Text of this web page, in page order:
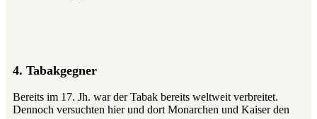
4. Tabakgegner
Bereits im 17. Jh. war der Tabak bereits weltweit verbreitet.
Dennoch versuchten hier und dort Monarchen und Kaiser den